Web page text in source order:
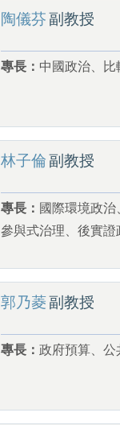
陶儀芬副教授
專長： 中國政治、
林子倫副教授
專長： 國際環境政治
參與式治理、後實證
郭乃菱副教授
專長： 政府預算、公